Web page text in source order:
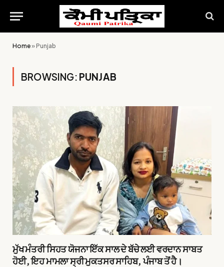
Home»Punjab
BROWSING: PUNJAB
ਮੁੱਖ ਮੰਤਰੀ ਸਿਹਤ ਯੋਜਨਾ ਇੱਕ ਸਾਲ ਦੇ ਬੱਚੇ ਲਈ ਵਰਦਾਨ ਸਾਬਤ
ਹੋਈ, ਇਹ ਮਾਮਲਾ ਸ੍ਰੀ ਮੁਕਤਸਰ ਸਾਹਿਬ, ਪੰਜਾਬ ਤੋਂ ਹੈ।